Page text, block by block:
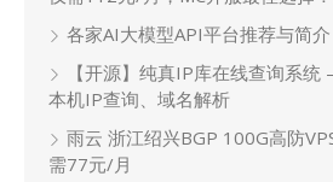
各家AI大模型API平台推荐与简
【开源】纯真IP库在线查询系统
本机IP查询、域名解析
雨云 浙江绍兴BGP 100G高防
需77元/月